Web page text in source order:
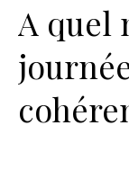
A quel